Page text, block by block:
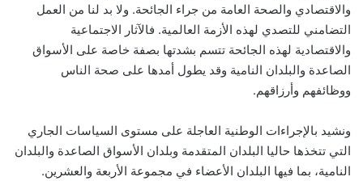
والاقتصادي والصحة العامة من جراء الجائحة. ولا بد لنا من العمل
التضامني للتصدي لهذه الأزمة العالمية. فالآثار الاجتماعية
والاقتصادية لهذه الجائحة تتسم بشدتها بصفة خاصة على الأسواق
الصاعدة والبلدان النامية وقد يطول أمدها على صحة الناس
ووظائفهم وأرزاقهم.
ونشيد بالإجراءات الوطنية العاجلة على مستوى السياسات الجاري
التي تتخذها حاليا البلدان المتقدمة وبلدان الأسواق الصاعدة والبلدان
النامية، بما فيها البلدان الأعضاء في مجموعة الأربعة والعشرين.